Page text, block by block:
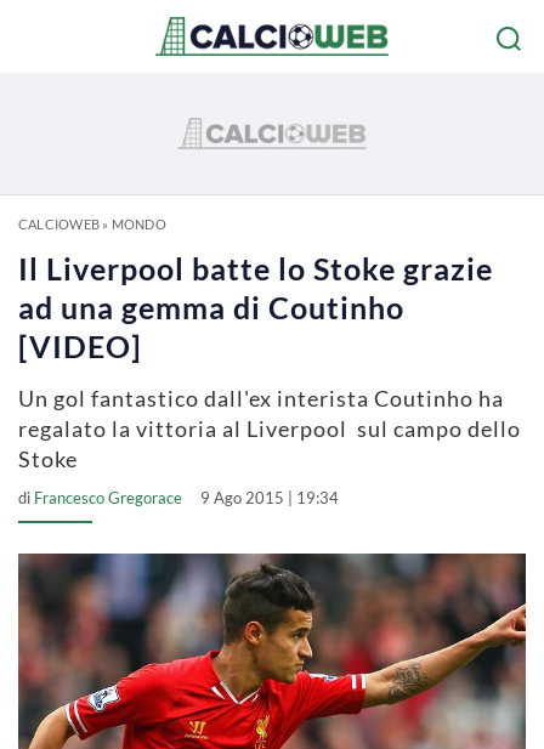
CALCIOWEB» MONDO
Il Liverpool batte lo Stoke grazie
ad una gemma di Coutinho
[VIDEO]
Un gol fantastico dall'ex interista Coutinho ha
regalato la vittoria al Liverpool sul campo dello
Stoke
di Francesco Gregorace 9 Ago 2015 | 19:34